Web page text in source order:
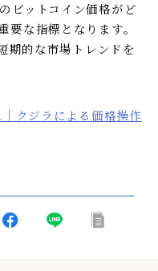
ビットコイン価格がど
要な指標となります。
期的な市場トレンドを
クジラによる価格操作